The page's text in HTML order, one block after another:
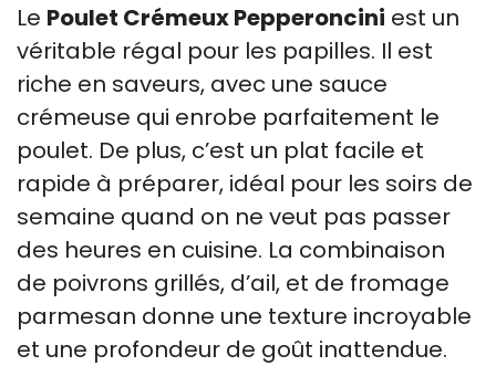
Le Poulet Crémeux Pepperoncini est un
véritable régal pour les papilles. Il est
riche en saveurs, avec une sauce
crémeuse qui enrobe parfaitement le
poulet. De plus, c’est un plat facile et
rapide à préparer, idéal pour les soirs de
semaine quand on ne veut pas passer
des heures en cuisine. La combinaison
de poivrons grillés, d’ail, et de fromage
parmesan donne une texture incroyable
et une profondeur de goût inattendue.